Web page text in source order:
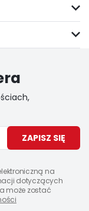
ZAPISZ SIĘ
na
dotyczących
może zostać